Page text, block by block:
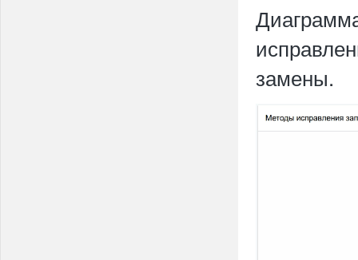
замены.